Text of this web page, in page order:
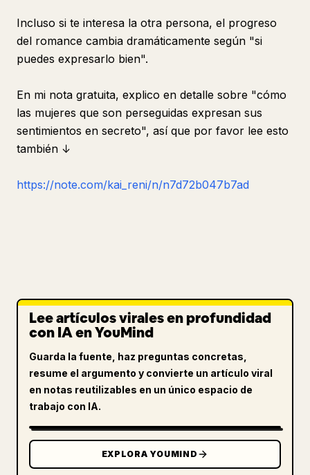
Incluso si te interesa la otra persona, el progreso
del romance cambia dramáticamente según "si
puedes expresarlo bien".
En mi nota gratuita, explico en detalle sobre "cómo
las mujeres que son perseguidas expresan sus
sentimientos en secreto", así que por favor lee esto
también ↓
https://note.com/kai_reni/n/n7d72b047b7ad
Lee artículos virales en profundidad
con IA en YouMind
Guarda la fuente, haz preguntas concretas,
resume el argumento y convierte un artículo viral
en notas reutilizables en un único espacio de
trabajo con IA.
EXPLORA YOUMIND